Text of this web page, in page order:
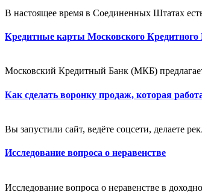
В настоящее время в Соединенных Штатах
Кредитные карты Московского Кредитного
Московский Кредитный Банк (МКБ)
Как сделать воронку продаж, которая
Вы запустили сайт, ведёте соцсети, делаете
Исследование вопроса о неравенстве
Исследование вопроса о неравенстве в